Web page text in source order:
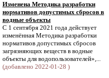
Изменена Методика разработки
нормативов допустимых сбросов в
водные объекты
С 1 сентября 2021 года действует
изменённая Методика разработки
нормативов допустимых сбросов
загрязняющих веществ в водные
объекты для водопользователей»,...
(добавлено 2022-01-28 )